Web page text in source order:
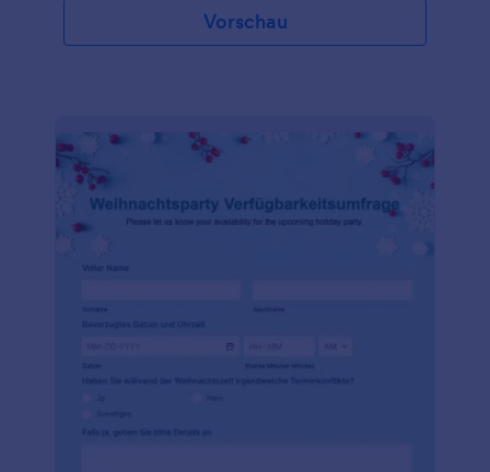
und betten Sie es online ein, um mit der Sammlung
von Einsendungen zu beginnen. Wenn Sie den
Beiträge zu einem Speicherdienst Ihrer Wahl
hinzufügen. Nutzen Sie einfach unsere über 100
Integrationen, um dies zu ermöglichen. Und wenn
Sie das Formular so gestalten möchten, wie Sie es
wünschen, verwenden Sie unseren kostenlosen
werden kann! Halten Sie Ihre Kunden mit einer
jährlichen Christbaumwettbewerb bei der Stange.
Veranstalten Sie einen Wettbewerb und finden Sie
den besten Baum mit einem kostenlosen Online-
Vorschau